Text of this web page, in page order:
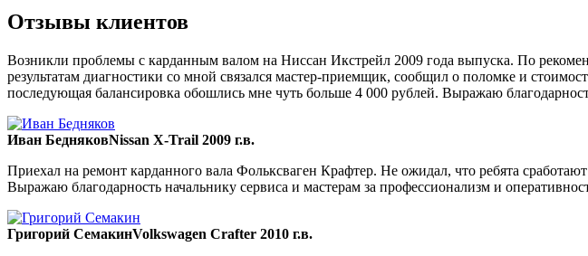
Отзывы клиентов
Возникли проблемы с карданным валом на Ниссан Икстрейл 2009 года выпуска. По
результатам диагностики со мной связался мастер-приемщик, сообщил о поломке и
последующая балансировка обошлись мне чуть больше 4 000 рублей. Выражаю
Иван БедняковNissan X-Trail 2009 г.в.
Приехал на ремонт карданного вала Фольксваген Крафтер. Не ожидал, что ребята
Выражаю благодарность начальнику сервиса и мастерам за профессионализм и
Григорий СемакинVolkswagen Crafter 2010 г.в.